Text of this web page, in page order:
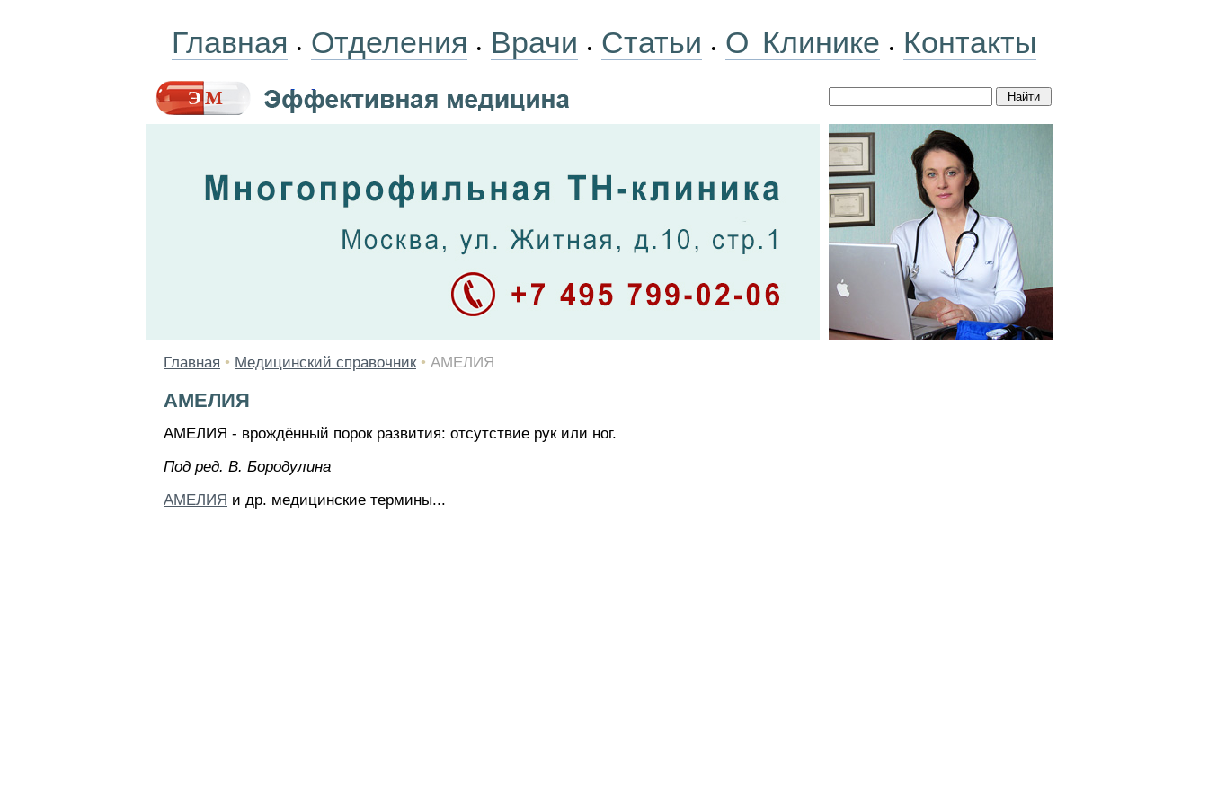
Главная • Отделения • Врачи • Статьи • О Клинике • Контакты
Главная • Медицинский справочник • АМЕЛИЯ
АМЕЛИЯ
АМЕЛИЯ - врождённый порок развития: отсутствие рук или ног.
Пoд peд. B. Бopoдyлинa
АМЕЛИЯ и др. медицинские термины...